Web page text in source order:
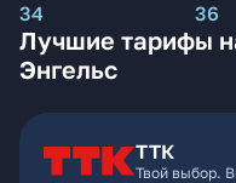
34
36
Лучшие тарифы
Энгельс
ТТК
Твой выбор.